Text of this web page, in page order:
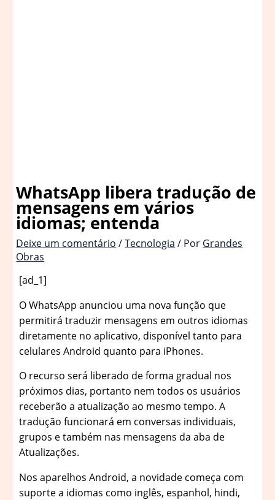
WhatsApp libera tradução de
mensagens em vários
idiomas; entenda
Deixe um comentário /Tecnologia / Por Grandes
Obras
[ad_1]
OWhatsApp anunciou uma nova função que
permitirá traduzir mensagens em outros idiomas
diretamente no aplicativo, disponível tanto para
celulares Android quanto para iPhones.
O recurso será liberado de forma gradual nos
próximos dias, portanto nem todos os usuários
receberão a atualização ao mesmo tempo. A
tradução funcionará em conversas individuais,
grupos e também nas mensagens da aba de
Atualizações.
Nos aparelhos Android, a novidade começa com
suporte a idiomas como inglês, espanhol, hindi,